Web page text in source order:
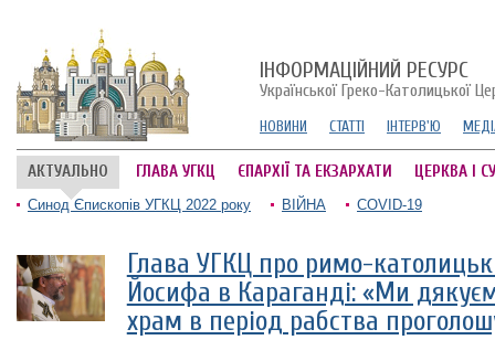
ІНФОРМАЦІЙНИЙ РЕСУРС
Української Греко-Католицької
НОВИНИ СТАТТІ ІНТЕРВ'Ю
АКТУАЛЬНО ГЛАВА УГКЦ ЄПАРХІЇ ТА ЕКЗАРХАТИ ЦЕРКВА І
Синод Єпископів УГКЦ 2022 року ВІЙНА COVID-19
Глава УГКЦ про римо-
Йосифа в Караганді: «Ми
храм в період рабства